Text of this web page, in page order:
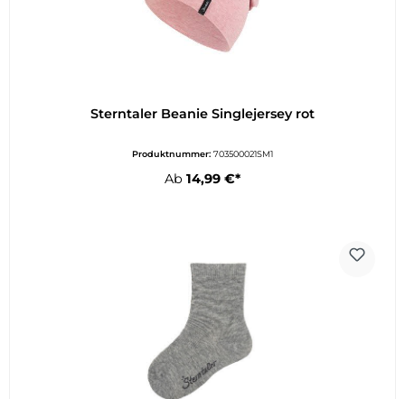
Sterntaler Beanie Singlejersey rot
Produktnummer: 703500021SM1
Ab 14,99 €*